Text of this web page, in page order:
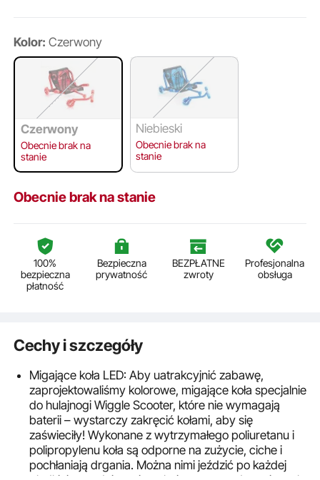
Kolor: Czerwony
Czerwony
Obecnie brak na
stanie
Niebieski
Obecnie brak na
stanie
Obecnie brak na stanie
100%
bezpieczna
płatność
Bezpieczna
prywatność
BEZPŁATNE
zwroty
Profesjonalna
obsługa
Cechy i szczegóły
Migające koła LED: Aby uatrakcyjnić zabawę,
zaprojektowaliśmy kolorowe, migające koła specjalnie
do hulajnogi Wiggle Scooter, które nie wymagają
baterii – wystarczy zakręcić kołami, aby się
zaświeciły! Wykonane z wytrzymałego poliuretanu i
polipropylenu koła są odporne na zużycie, ciche i
pochłaniają drgania. Można nimi jeździć po każdej